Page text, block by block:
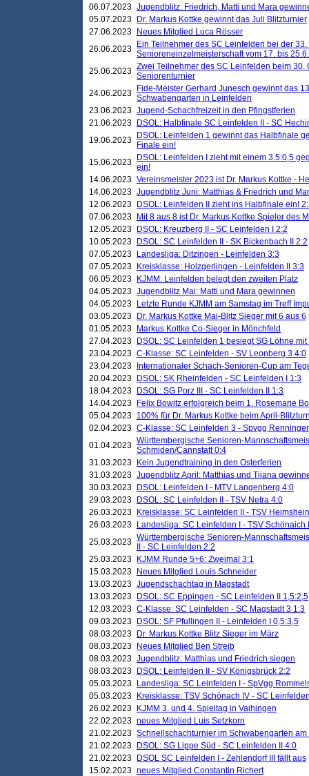
06.07.2023 Jugendblitz: Friedrich, Matti und Mara
05.07.2023
Dr. Markus Kottke gewinnt das Juli Blitzturnier
27.06.2023
Neues Mitglied Luca Rösser
26.06.2023
Ein Teilnehmer des SC Leinfelden bei der
Senioreneinzelmeisterschaft vom 17. bis
25.06.2023 Zwei Teilnehmer des SC Leinfelden beim
Seniorenturnier
24.06.2023
Fide-Meister Gerhard Junesch gewinnt das
Schwabengarten in Leinfelden
23.06.2023 Jugend-Schachfreizeit in den Pfingstferien
21.06.2023
DSOL: Halbfinale SC Leinfelden II - SC
19.06.2023
DSOL: Leinfelden 1 gewinnt das Halbfinale
Finale ein!
15.06.2023
DSOL: Leinfelden I zieht mit einem 3.5:0,5
ein!
14.06.2023 Vereinsmeister 2023 ist Dr. Markus Kottke -
14.06.2023 Jugendblitz Juni: Matthias & Friedrich und
12.06.2023
DSOL: Leinfelden II zieht ins Halbfinale ein!
07.06.2023
Mit 8 aus 8 ist Dr. Markus Kottke Spieler des
12.05.2023
DSOL: Kreuzberg II - SC Leinfelden I 2:2
10.05.2023
DSOL: SC Leinfelden II - SK Bickenbach II 2:2
07.05.2023
Landesliga: Ditzingen - Leinfelden 3:3
07.05.2023
Kreisklasse: Holzgerlingen - Leinfelden II 3:3
06.05.2023
KJMM: Leinfelden belegt den zweiten Platz
04.05.2023 Jugendblitz Mai: Matti und Mara gewinnen
04.05.2023
Letzte Runde KJMM am Samstag im Treff
03.05.2023
Dr. Markus Kottke Mai-Blitz Sieger mit 6 aus 6
01.05.2023
Markus Kottke Co-Sieger in Mönchfeld
27.04.2023
DSOL: SC Leinfelden 1 besiegt SG Löhne mit
23.04.2023 C-Klasse: SC Leinfelden - SV Leonberg 3 4:0
23.04.2023
Internationaler Schach-Senioren-Cup am
20.04.2023
DSOL: SK Rheinfelden - SC Leinfelden I 1:3
18.04.2023
DSOL: SG Porz III - SC Leinfelden II 1:3
14.04.2023
Felix Bowitz erfolgreich beim 1. Rosemarie
05.04.2023 100% für Dr. Markus Kottke beim April-
02.04.2023 C-Klasse: SC Leinfelden 3 - Spvgg
01.04.2023 Württembergische Senioren-
Schmiden/Cannstatt 0:4
31.03.2023
Kein Jugendtraining in den Osterferien
31.03.2023 Jugendblitz April: Matthias und Tijana
30.03.2023
DSOL: Leinfelden I - MTV Langenberg 4:0
29.03.2023
DSOL: SC Leinfelden II - TSV Netra 4:0
26.03.2023
Kreisklasse: SC Leinfelden II - TSV
26.03.2023
Landesliga: SC Leinfelden I - TSV Schönaich
25.03.2023 Württembergische Senioren-
II - SC Leinfelden 2:2
25.03.2023
KJMM Runde 5+6: Zweimal 3:1
15.03.2023
Neues Mitglied Louis Schneider
13.03.2023 Jugendschachtag in Magstadt
13.03.2023
DSOL: SC Eppingen - SC Leinfelden II 1,5:2,5
12.03.2023 C-Klasse: SC Leinfelden - SC Magstadt 3 1:3
09.03.2023
DSOL: SF Pfullingen II - Leinfelden I 0,5:3,5
08.03.2023
Dr. Markus Kottke Blitz Sieger im März
08.03.2023
Neues Mitglied Ben Streib
08.03.2023 Jugendblitz: Matthias und Friedrich siegen
08.03.2023
DSOL: Leinfelden II - SV Königsbrück 2:2
05.03.2023
Landesliga: SC Leinfelden I - SpVgg
05.03.2023
Kreisklasse: TSV Schönach IV - SC
26.02.2023
KJMM 3. und 4. Spieltag in Vaihingen
22.02.2023 neues Mitglied Luis Setzkorn
21.02.2023 Schnellschachturnier im Schwabengarten
21.02.2023
DSOL: SG Lippe Süd - SC Leinfelden II 4:0
21.02.2023
DSOL SC Leinfelden I - Zehlendorf III fällt aus
15.02.2023 neues Mitglied Constantin Richert